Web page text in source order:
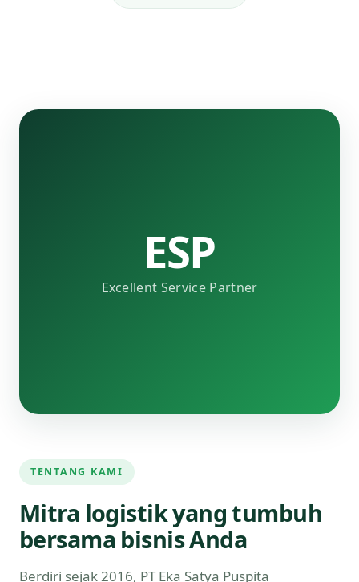
ESP
Excellent Service Partner
TENTANG KAMI
Mitra logistik yang tumbuh
bersama bisnis Anda
Berdiri sejak 2016, PT Eka Satya Puspita